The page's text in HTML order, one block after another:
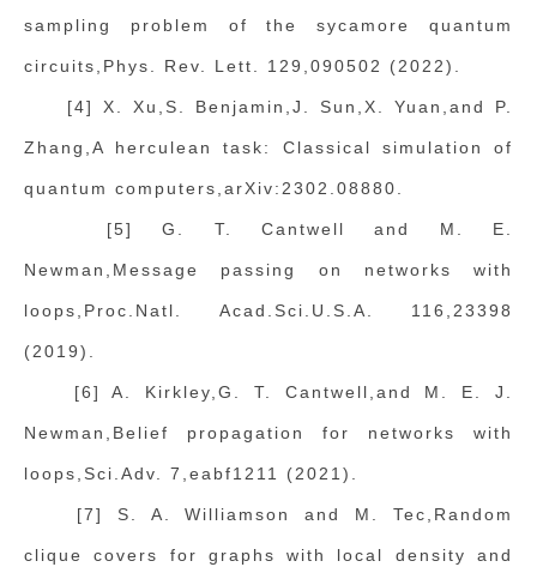
sampling problem of the sycamore quantum
circuits,Phys. Rev. Lett. 129,090502 (2022).
[4] X. Xu,S. Benjamin,J. Sun,X. Yuan,and P.
Zhang,A herculean task: Classical simulation of
quantum computers,arXiv:2302.08880.
[5] G. T. Cantwell and M. E.
Newman,Message passing on networks with
loops,Proc.Natl. Acad.Sci.U.S.A. 116,23398
(2019).
[6] A. Kirkley,G. T. Cantwell,and M. E. J.
Newman,Belief propagation for networks with
loops,Sci.Adv. 7,eabf1211 (2021).
[7] S. A. Williamson and M. Tec,Random
clique covers for graphs with local density and